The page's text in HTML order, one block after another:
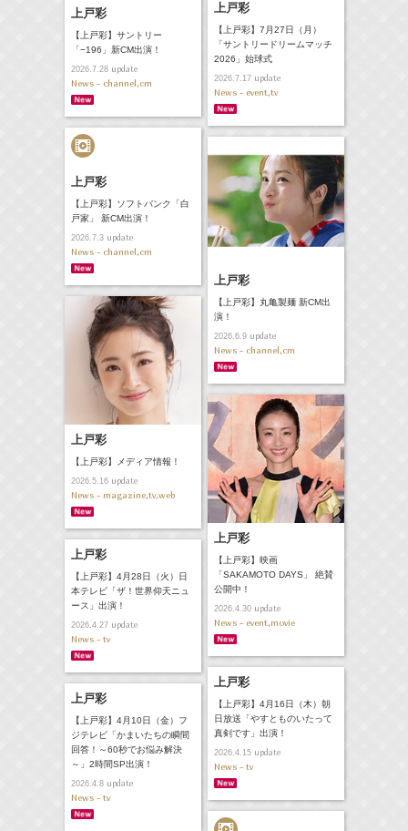
上戸彩
【上戸彩】サントリー
「−196」新CM出演！
2026.7.28update
News - channel,cm
上戸彩
【上戸彩】7月27日（月）
「サントリードリームマッチ
2026」始球式
2026.7.17update
News - event,tv
上戸彩
【上戸彩】ソフトバンク「白
戸家」 新CM出演！
2026.7.3update
News - channel,cm
上戸彩
【上戸彩】丸亀製麺 新CM出
演！
2026.6.9update
News - channel,cm
上戸彩
【上戸彩】メディア情報！
2026.5.16update
News - magazine,tv,web
上戸彩
【上戸彩】映画
「SAKAMOTO DAYS」 絶賛
公開中！
2026.4.30update
News - event,movie
上戸彩
【上戸彩】4月28日（火）日
本テレビ「ザ！世界仰天ニュ
ース」出演！
2026.4.27update
News - tv
上戸彩
【上戸彩】4月16日（木）朝
日放送「やすとものいたって
真剣です」出演！
2026.4.15update
News - tv
上戸彩
【上戸彩】4月10日（金）フ
ジテレビ「かまいたちの瞬間
回答！～60秒でお悩み解決
～」2時間SP出演！
2026.4.8update
News - tv